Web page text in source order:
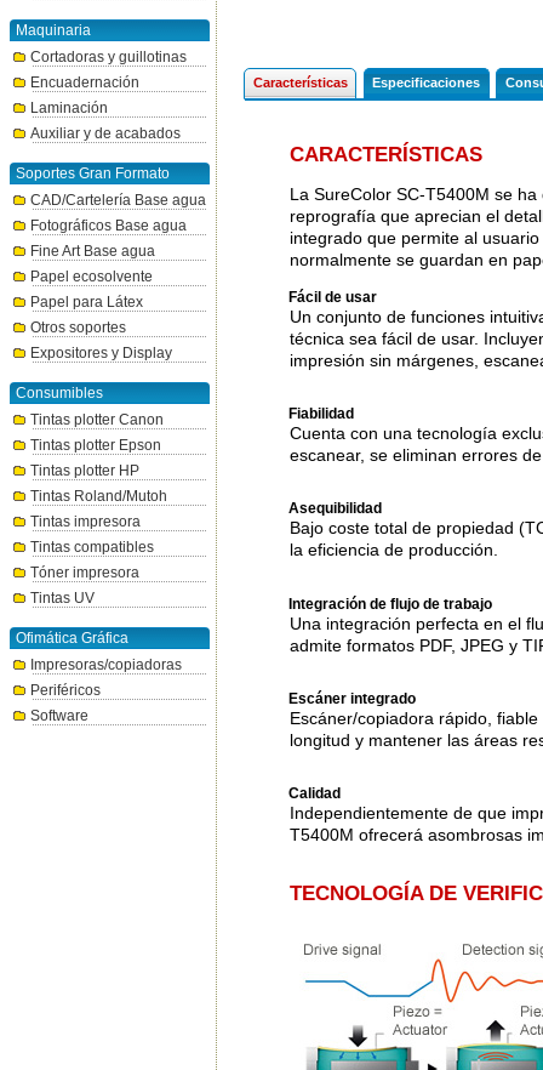
Maquinaria
Cortadoras y guillotinas
Encuadernación
Laminación
Auxiliar y de acabados
Soportes Gran Formato
CAD/Cartelería Base agua
Fotográficos Base agua
Fine Art Base agua
Papel ecosolvente
Papel para Látex
Otros soportes
Expositores y Display
Consumibles
Tintas plotter Canon
Tintas plotter Epson
Tintas plotter HP
Tintas Roland/Mutoh
Tintas impresora
Tintas compatibles
Tóner impresora
Tintas UV
Ofimática Gráfica
Impresoras/copiadoras
Periféricos
Software
Características Especificaciones
CARACTERÍSTICAS
La SureColor SC-T5400M se
reprografía que aprecian el
integrado que permite al
normalmente se guardan en
Fácil de usar
Un conjunto de funciones
técnica sea fácil de usar.
impresión sin márgenes,
Fiabilidad
Cuenta con una tecnología
escanear, se eliminan errores
Asequibilidad
Bajo coste total de propiedad
la eficiencia de producción.
Integración de flujo de trabajo
Una integración perfecta en el
admite formatos PDF, JPEG y
Escáner integrado
Escáner/copiadora rápido,
longitud y mantener las áreas
Calidad
Independientemente de que
T5400M ofrecerá asombrosas
TECNOLOGÍA DE